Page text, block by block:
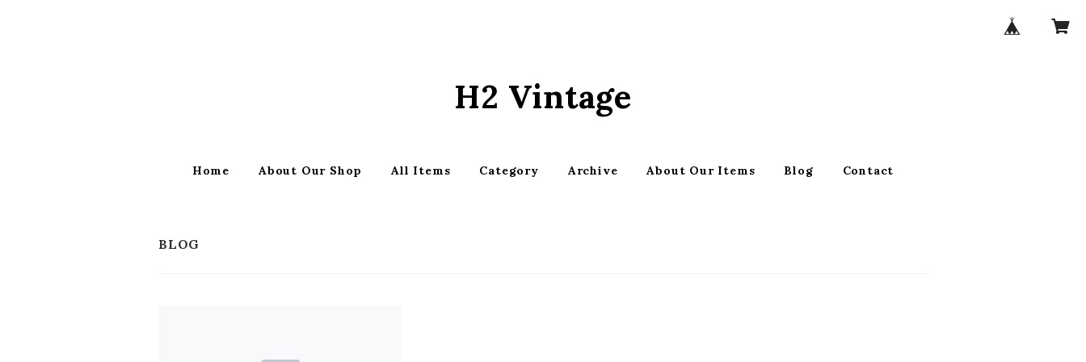
H2 Vintage
Home About Our Shop All Items Category Archive About Our Items Blog Contact